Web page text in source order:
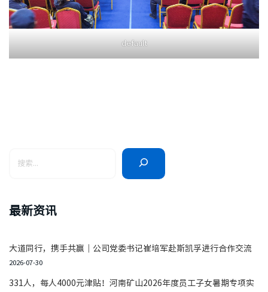
default
最新资讯
大道同行，携手共赢｜公司党委书记崔培军赴斯凯孚进行合作交流
2026-07-30
331人，每人4000元津贴！河南矿山2026年度员工子女暑期专项实